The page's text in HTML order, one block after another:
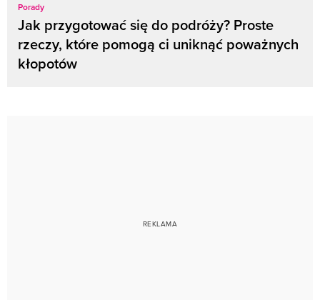
Porady
Jak przygotować się do podróży? Proste
rzeczy, które pomogą ci uniknąć poważnych
kłopotów